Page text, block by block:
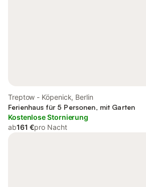
Treptow - Köpenick, Berlin
Ferienhaus für 5 Personen, mit Garten
Kostenlose Stornierung
ab161 €pro Nacht